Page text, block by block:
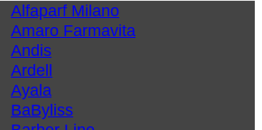
Alfaparf Milano
Amaro Farmavita
Andis
Ardell
Ayala
BaByliss